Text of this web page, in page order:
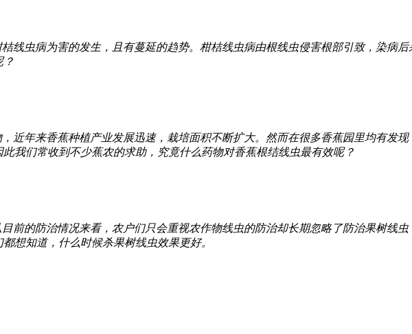
线虫病为害的发生，且有蔓延的趋势。柑桔线虫病由根线虫侵害根部引致，染病
？
近年来香蕉种植产业发展迅速，栽培面积不断扩大。然而在很多香蕉园里均有发
我们常收到不少蕉农的求助，究竟什么药物对香蕉根结线虫最有效呢？
前的防治情况来看，农户们只会重视农作物线虫的防治却长期忽略了防治果树线
想知道，什么时候杀果树线虫效果更好。